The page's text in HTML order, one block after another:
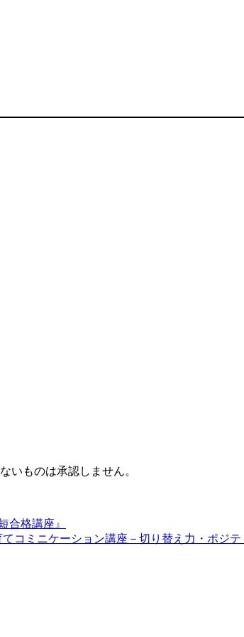
いものは承認しません。
合格講座』
コミニケーション講座－切り替え力・ポジ